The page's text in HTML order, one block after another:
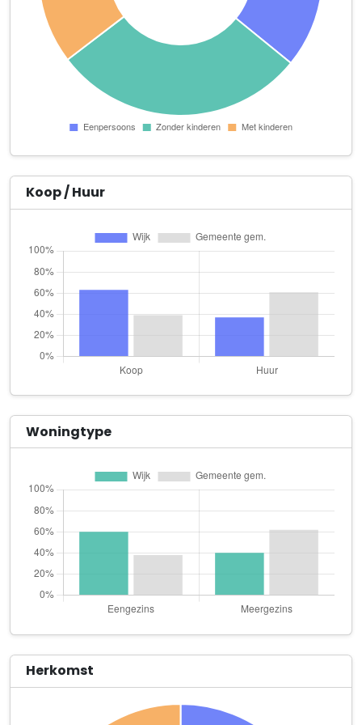
'Leven met LEV'
Kwikstaarthoek 15
ML Bruins, tandarts
Fregatwal 2
Movie Stunts B.V.
Iepenrode 55
Noura services
Watermolen 10 A
O.G. Rent & Trading B.V.
Rijn Gouwe Management B.V.
Schoonheidssalon Satijn
Beekforel 6
Vacuas
Verboon & Partners Accountants en Belastingadviseurs B.V.
Drontermeerlaan 19
Kokkelbank 22
Bontmuts B.V.
Businesense
Takwier 17
Christiane van den Berg Supervisie
Koop / Huur
Woningtype
Herkomst